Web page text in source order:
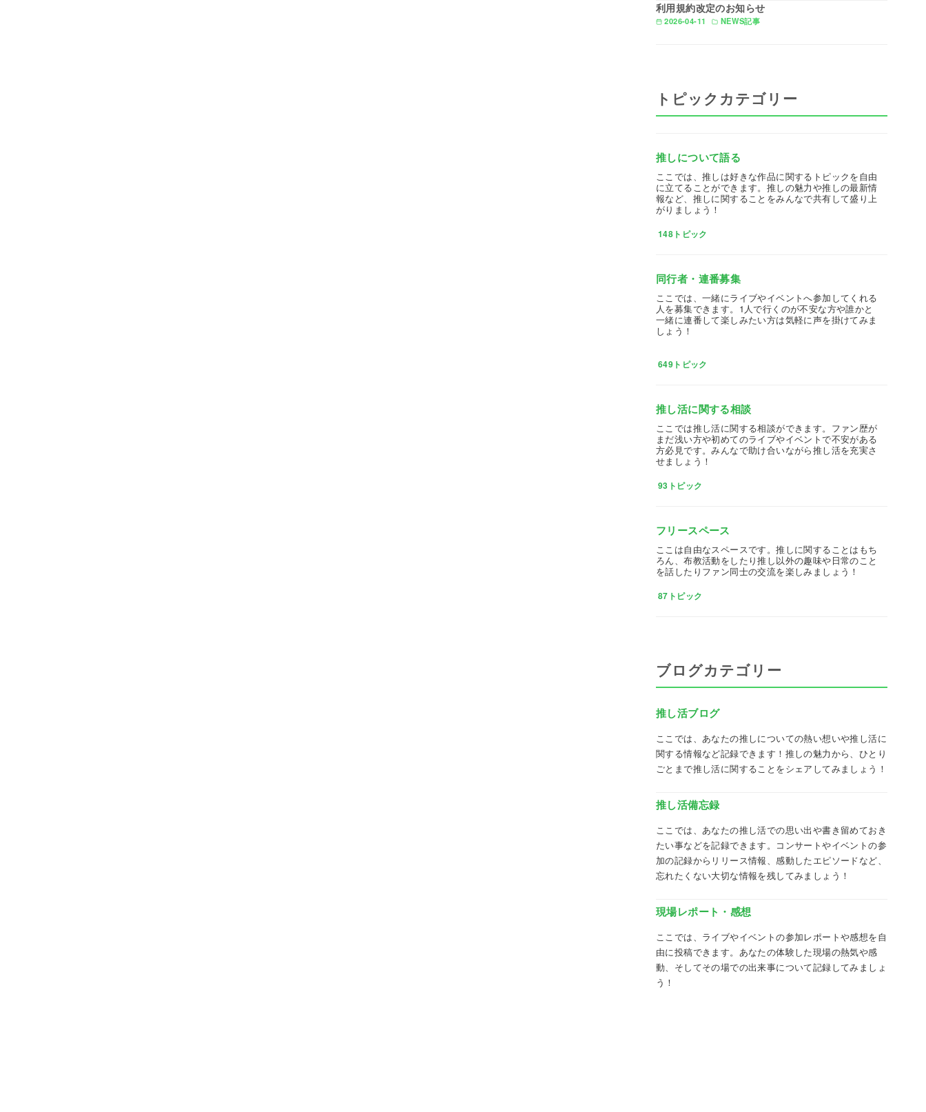
2026-04-11 NEWS記事
利用規約改定のお知らせ
トピックカテゴリー
推しについて語る
ここでは、推しは好きな作品に関するトピックを自由
に立てることができます。推しの魅力や推しの最新情
報など、推しに関することをみんなで共有して盛り上
がりましょう！
148トピック
同行者・連番募集
ここでは、一緒にライブやイベントへ参加してくれる
人を募集できます。1人で行くのが不安な方や誰かと
一緒に連番して楽しみたい方は気軽に声を掛けてみま
しょう！
649トピック
推し活に関する相談
ここでは推し活に関する相談ができます。ファン歴が
まだ浅い方や初めてのライブやイベントで不安がある
方必見です。みんなで助け合いながら推し活を充実さ
せましょう！
93トピック
フリースペース
ここは自由なスペースです。推しに関することはもち
ろん、布教活動をしたり推し以外の趣味や日常のこと
を話したりファン同士の交流を楽しみましょう！
87トピック
ブログカテゴリー
推し活ブログ
ここでは、あなたの推しについての熱い想いや推し活に
関する情報など記録できます！推しの魅力から、ひとり
ごとまで推し活に関することをシェアしてみましょう！
推し活備忘録
ここでは、あなたの推し活での思い出や書き留めておき
たい事などを記録できます。コンサートやイベントの参
加の記録からリリース情報、感動したエピソードなど、
忘れたくない大切な情報を残してみましょう！
現場レポート・感想
ここでは、ライブやイベントの参加レポートや感想を自
由に投稿できます。あなたの体験した現場の熱気や感
動、そしてその場での出来事について記録してみましょ
う！